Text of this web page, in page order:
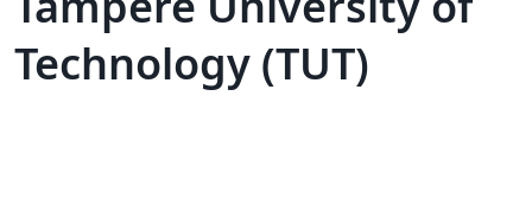
Technology (TUT)